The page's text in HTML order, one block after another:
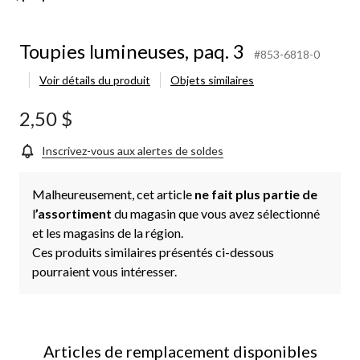
Toupies lumineuses, paq. 3
#853-6818-0
Voir détails du produit
Objets similaires
2,50 $
Inscrivez-vous aux alertes de soldes
Malheureusement, cet article ne fait plus partie de
l’assortiment du magasin que vous avez sélectionné
et les magasins de la région.
Ces produits similaires présentés ci-dessous
pourraient vous intéresser.
Articles de remplacement disponibles